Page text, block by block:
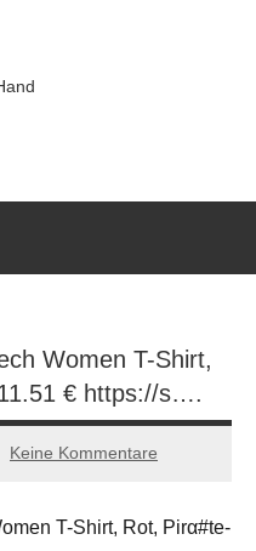
Women T-Shirt,
€ https://s….
Keine Kommentare
T-Shirt, Rot, Pirα#tе-